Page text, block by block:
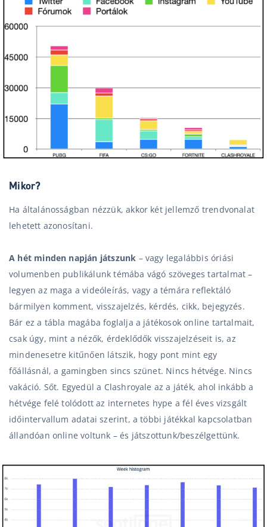
Mikor?
Ha általánosságban nézzük, akkor két jellemző trendvonalat
lehetett azonosítani.
A hét minden napján játszunk – vagy legalábbis óriási
volumenben publikálunk témába vágó szöveges tartalmat –
legyen az maga a videóleírás, vagy a témára reflektáló
bármilyen komment, visszajelzés, kérdés, cikk, bejegyzés.
Bár ez a tábla magába foglalja a játékosok online tartalmait,
csak úgy, mint a nézők, érdeklődők visszajelzéseit is, az
mindenesetre kitűnően látszik, hogy pont mint egy
főállásnál, a gamingben sincs szünet. Nincs hétvége. Nincs
vakáció. Sőt. Egyedül a Clashroyale az a játék, ahol inkább a
hétvége felé tolódott az internetes hype a fél éves vizsgált
időintervallum adatai szerint, a többi játékkal kapcsolatban
állandóan online voltunk – és játszottunk/beszélgettünk.